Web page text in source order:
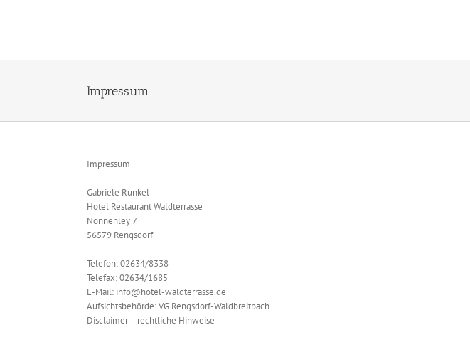
Impressum
Impressum
Gabriele Runkel
Hotel Restaurant Waldterrasse
Nonnenley 7
56579 Rengsdorf
Telefon: 02634/8338
Telefax: 02634/1685
E-Mail: info@hotel-waldterrasse.de
Aufsichtsbehörde: VG Rengsdorf-Waldbreitbach
Disclaimer – rechtliche Hinweise